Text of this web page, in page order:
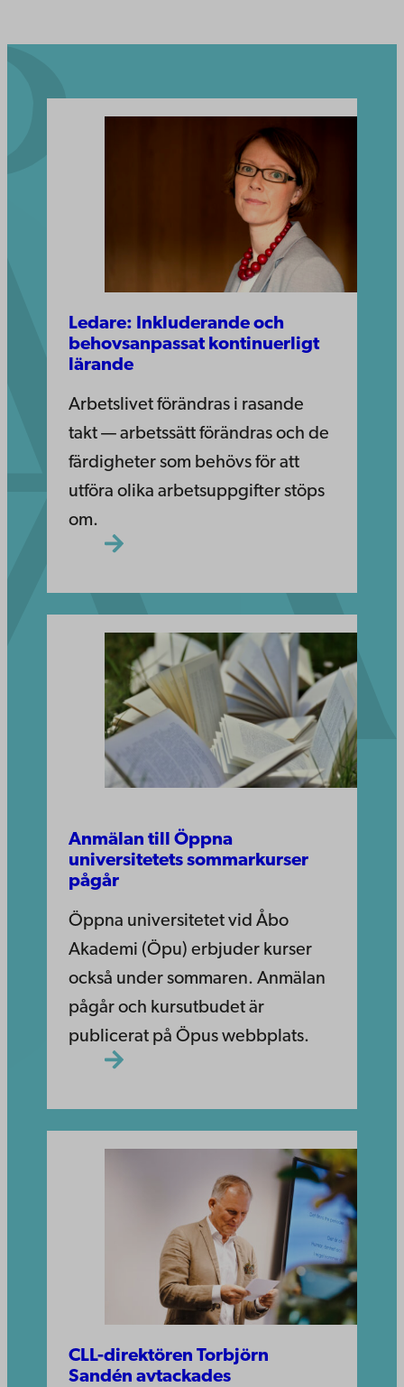
Ledare: Inkluderande och
behovsanpassat kontinuerligt
lärande
Arbetslivet förändras i rasande
takt — arbetssätt förändras och de
färdigheter som behövs för att
utföra olika arbetsuppgifter stöps
om.
Anmälan till Öppna
universitetets sommarkurser
pågår
Öppna universitetet vid Åbo
Akademi (Öpu) erbjuder kurser
också under sommaren. Anmälan
pågår och kursutbudet är
publicerat på Öpus webbplats.
CLL-direktören Torbjörn
Sandén avtackades